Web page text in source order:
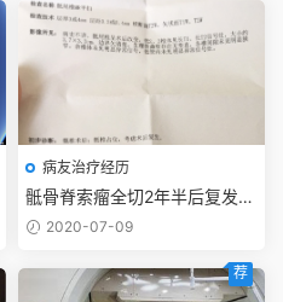
病友治疗经历
骶骨脊索瘤全切2年半后复发-e
son2020-07-09
荐